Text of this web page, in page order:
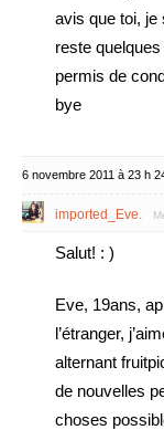
avis que toi, je
reste
permis de
bye
6 novembre 2011 à 23 h
imported_Eve.
Salut! : )
Eve, 19ans,
l’étranger,
alternant
de nouvelles
choses